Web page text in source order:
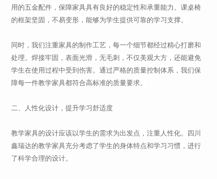
用的五金配件，保障家具具有良好的稳定性和承重能力。课桌椅
的框架坚固，不易变形，能够为学生提供可靠的学习支撑。
同时，我们注重家具的制作工艺，每一个细节都经过精心打磨和
处理。焊接牢固，表面光滑，无毛刺，不仅美观大方，还能避免
学生在使用过程中受到伤害。通过严格的质量控制体系，我们保
障每一件教学家具都符合高标准的质量要求。
二、人性化设计，提升学习舒适度
教学家具的设计应该以学生的需求为出发点，注重人性化。四川
鑫瑞达的教学家具充分考虑了学生的身体特点和学习习惯，进行
了科学合理的设计。